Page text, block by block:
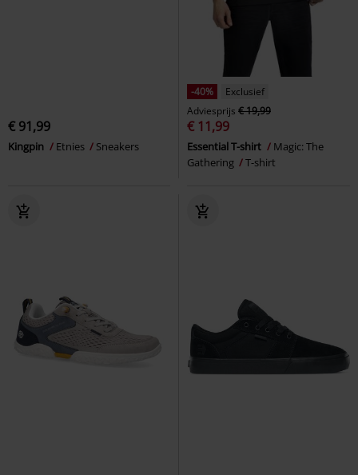
€ 91,99
Kingpin Etnies Sneakers
-40%
Exclusief
Adviesprijs € 19,99
€ 11,99
Essential T-shirt
Magic: The
Gathering
T-shirt